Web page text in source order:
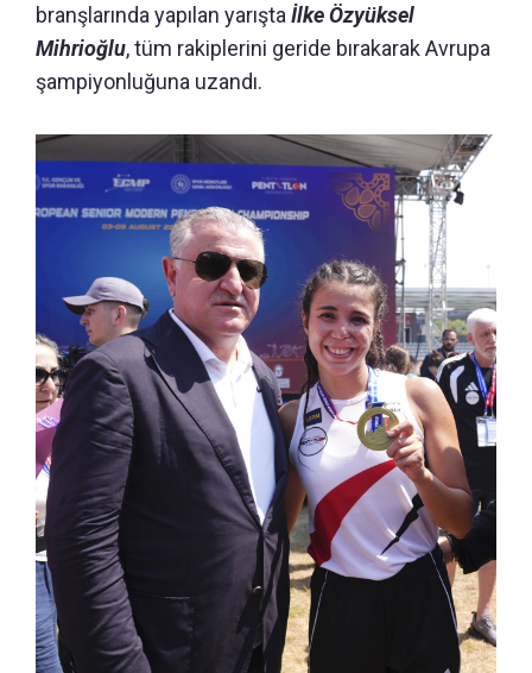
branşlarında yapılan yarışta İlke Özyüksel
Mihrioğlu, tüm rakiplerini geride bırakarak Avrupa
şampiyonluğuna uzandı.